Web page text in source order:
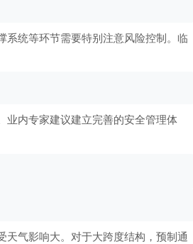
系统等环节需要特别注意风险控制。临
业内专家建议建立完善的安全管理体
天气影响大。对于大跨度结构，预制通